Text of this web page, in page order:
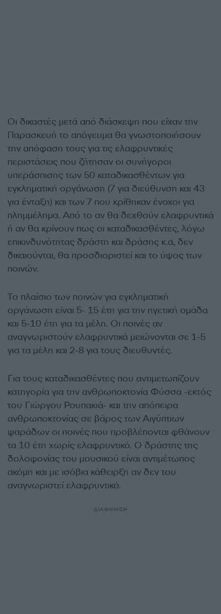
Οι δικαστές μετά από διάσκεψη που είχαν την
Παρασκευή το απόγευμα θα γνωστοποιήσουν
την απόφαση τους για τις ελαφρυντικές
περιστάσεις που ζήτησαν οι συνήγοροι
υπεράσπισης των 50 καταδικασθέντων για
εγκληματική οργάνωση (7 για διεύθυνση και 43
για ένταξη) και των 7 που κρίθηκαν ένοχοι για
πλημμέλημα. Από το αν θα δεχθούν ελαφρυντικά
ή αν θα κρίνουν πως οι καταδικασθέντες, λόγω
επικινδυνότητας δράστη και δράσης κ.α, δεν
δικαιούνται, θα προσδιοριστεί και το ύψος των
ποινών.
Το πλαίσιο των ποινών για εγκληματική
οργάνωση είναι 5- 15 έτη για την ηγετική ομάδα
και 5-10 έτη για τα μέλη. Οι ποινές αν
αναγνωριστούν ελαφρυντικά μειώνονται σε 1-5
για τα μέλη και 2-8 για τους διευθυντές.
Για τους καταδικασθέντες που αντιμετωπίζουν
κατηγορία για την ανθρωποκτονία Φύσσα -εκτός
του Γιώργου Ρουπακιά- και την απόπειρα
ανθρωποκτονίας σε βάρος των Αιγύπτιων
ψαράδων οι ποινές που προβλέπονται φθάνουν
τα 10 έτη χωρίς ελαφρυντικό. Ο δράστης της
δολοφονίας του μουσικού είναι αντιμέτωπος
ακόμη και με ισόβια κάθειρξη αν δεν του
αναγνωριστεί ελαφρυντικό.
ΔΙΑΦΗΜΙΣΗ